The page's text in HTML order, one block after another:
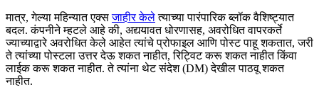
मात्र, गेल्या महिन्यात एक्सजाहीर केलेत्याच्या पारंपारिक ब्लॉक वैशिष्ट्यात
बदल. कंपनीने म्हटले आहे की, अद्ययावत धोरणासह, अवरोधित वापरकर्ते
ज्याच्याद्वारे अवरोधित केले आहेत त्यांचे प्रोफाइल आणि पोस्ट पाहू शकतात, जरी
ते त्यांच्या पोस्टला उत्तर देऊ शकत नाहीत, रिट्विट करू शकत नाहीत किंवा
लाईक करू शकत नाहीत. ते त्यांना थेट संदेश (DM) देखील पाठवू शकत
नाहीत.